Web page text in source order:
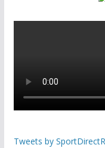
Tweets by SportDirectR